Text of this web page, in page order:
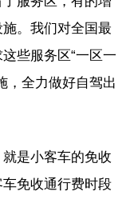
。我们对全国最
些服务区“一区一
，全力做好自驾出
是小客车的免收
免收通行费时段